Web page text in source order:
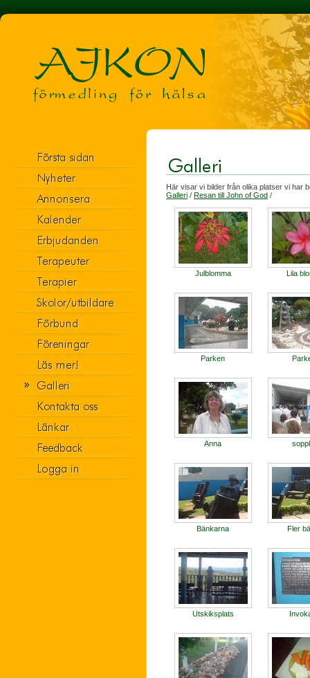
Här visar vi bilder från olika platser vi har
Galleri / Resan till John of God /
Julblomma Lila
Parken
Anna
Bänkarna Fler
Utskiksplats